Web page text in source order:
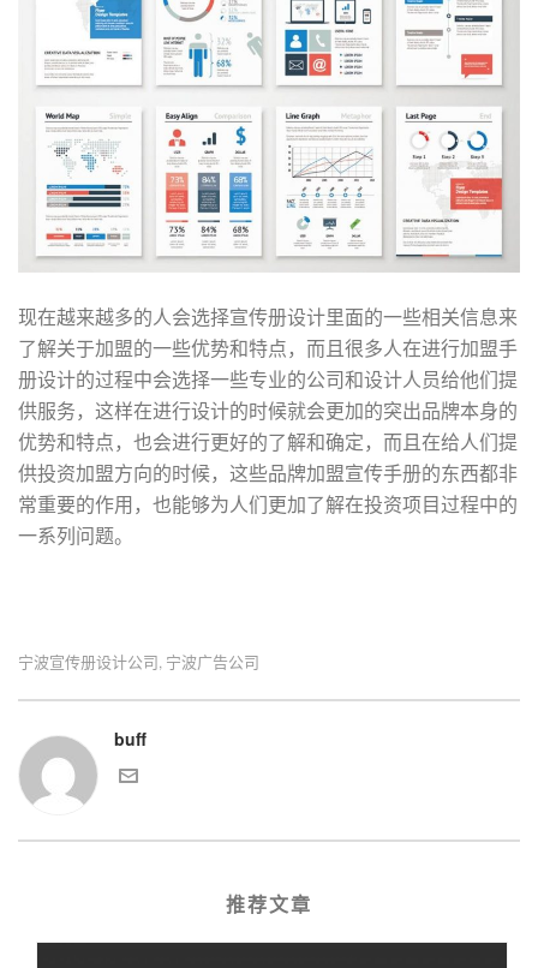
现在越来越多的人会选择宣传册设计里面的一些相关信息来
了解关于加盟的一些优势和特点，而且很多人在进行加盟手
册设计的过程中会选择一些专业的公司和设计人员给他们提
供服务，这样在进行设计的时候就会更加的突出品牌本身的
优势和特点，也会进行更好的了解和确定，而且在给人们提
供投资加盟方向的时候，这些品牌加盟宣传手册的东西都非
常重要的作用，也能够为人们更加了解在投资项目过程中的
一系列问题。
宁波宣传册设计公司 宁波广告公司
buff
推荐文章